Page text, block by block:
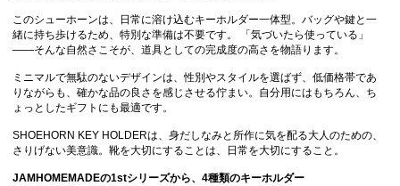
このシューホーンは、日常に溶け込むキーホルダー一体型。バッグや鍵と一
緒に持ち歩けるため、特別な準備は不要です。 「気づいたら使っている」
——そんな自然さこそが、道具としての完成度の高さを物語ります。
ミニマルで無駄のないデザインは、性別やスタイルを選ばず、低価格帯であ
りながらも、確かな品の良さを感じさせる佇まい。自分用にはもちろん、ち
ょっとしたギフトにも最適です。
SHOEHORN KEY HOLDERは、身だしなみと所作に気を配る大人のための、
さりげない美意識。靴を大切にすることは、日常を大切にすること。
JAMHOMEMADEの1stシリーズから、4種類のキーホルダー